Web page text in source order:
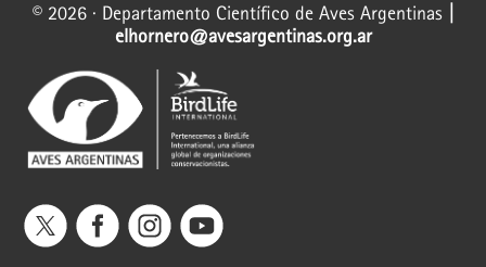
© 2026 · Departamento Científico de Aves Argentinas
elhornero@avesargentinas.org.ar